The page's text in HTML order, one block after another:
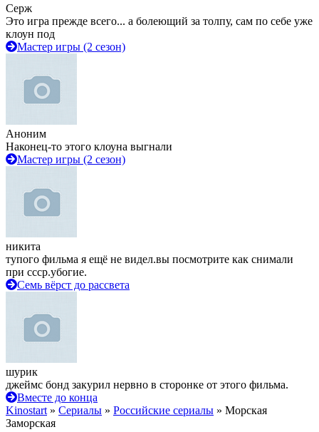
Серж
Это игра прежде всего... а болеющий за толпу, сам по себе уже
клоун под
Мастер игры (2 сезон)
Аноним
Наконец-то этого клоуна выгнали
Мастер игры (2 сезон)
никита
тупого фильма я ещё не видел.вы посмотрите как снимали
при ссср.убогие.
Семь вёрст до рассвета
шурик
джеймс бонд закурил нервно в сторонке от этого фильма.
Вместе до конца
Kinostart » Сериалы » Российские сериалы » Морская
Заморская